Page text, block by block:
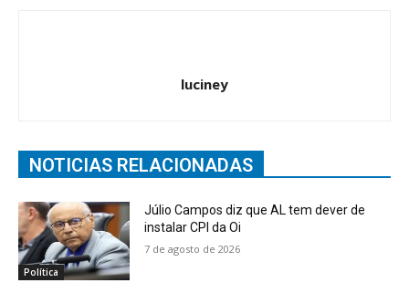
luciney
NOTICIAS RELACIONADAS
Política
Júlio Campos diz que AL tem dever de
instalar CPI da Oi
7 de agosto de 2026